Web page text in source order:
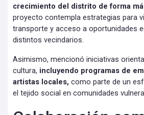
crecimiento del distrito de forma
proyecto contempla estrategias para
transporte y acceso a oportunidades
distintos vecindarios.
Asimismo, mencionó iniciativas
cultura, incluyendo programas de
artistas locales, como parte de un
el tejido social en comunidades